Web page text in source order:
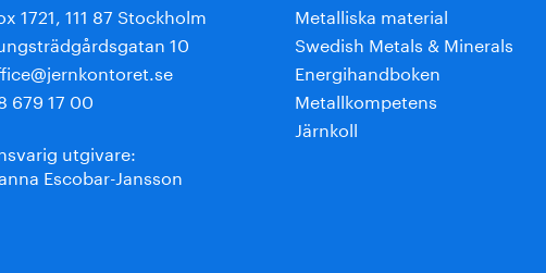
1721, 111 87 Stockholm
10
679 17 00
utgivare:
Escobar-Jansson
Metalliska material
Swedish Metals & Minerals
Energihandboken
Metallkompetens
Järnkoll